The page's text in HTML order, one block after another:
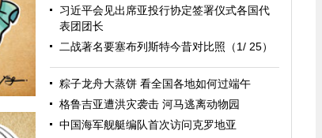
习近平会见出席亚投行协定签署仪式各国代
表团团长
二战著名要塞布列斯特今昔对比照（1/ 25）
粽子龙舟大蒸饼 看全国各地如何过端午
格鲁吉亚遭洪灾袭击 河马逃离动物园
中国海军舰艇编队首次访问克罗地亚